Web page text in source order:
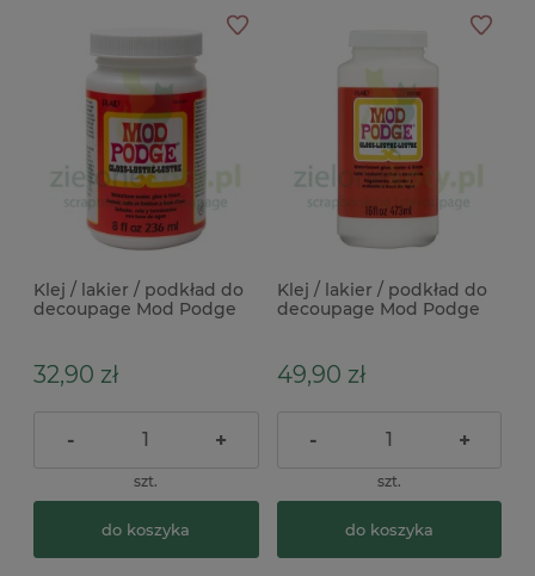
Klej / lakier / podkład do
decoupage Mod Podge
32,90 zł
- +
szt.
do koszyka
Klej / lakier / podkład do
decoupage Mod Podge
49,90 zł
- +
szt.
do koszyka